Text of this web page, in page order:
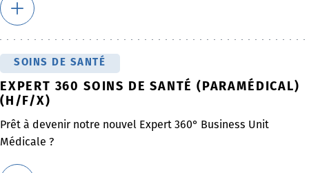
SOINS DE SANTÉ
EXPERT 360 SOINS DE SANTÉ (PARAMÉDICAL)
(H/F/X)
Prêt à devenir notre nouvel Expert 360° Business Unit
Médicale ?